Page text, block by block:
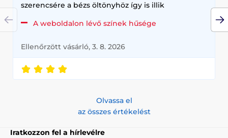
szerencsére a bézs öltönyhöz így is illik
A weboldalon lévő színek hűsége
Ellenőrzött vásárló, 3. 8. 2026
Olvassa el
az összes értékelést
Iratkozzon fel a hírlevélre